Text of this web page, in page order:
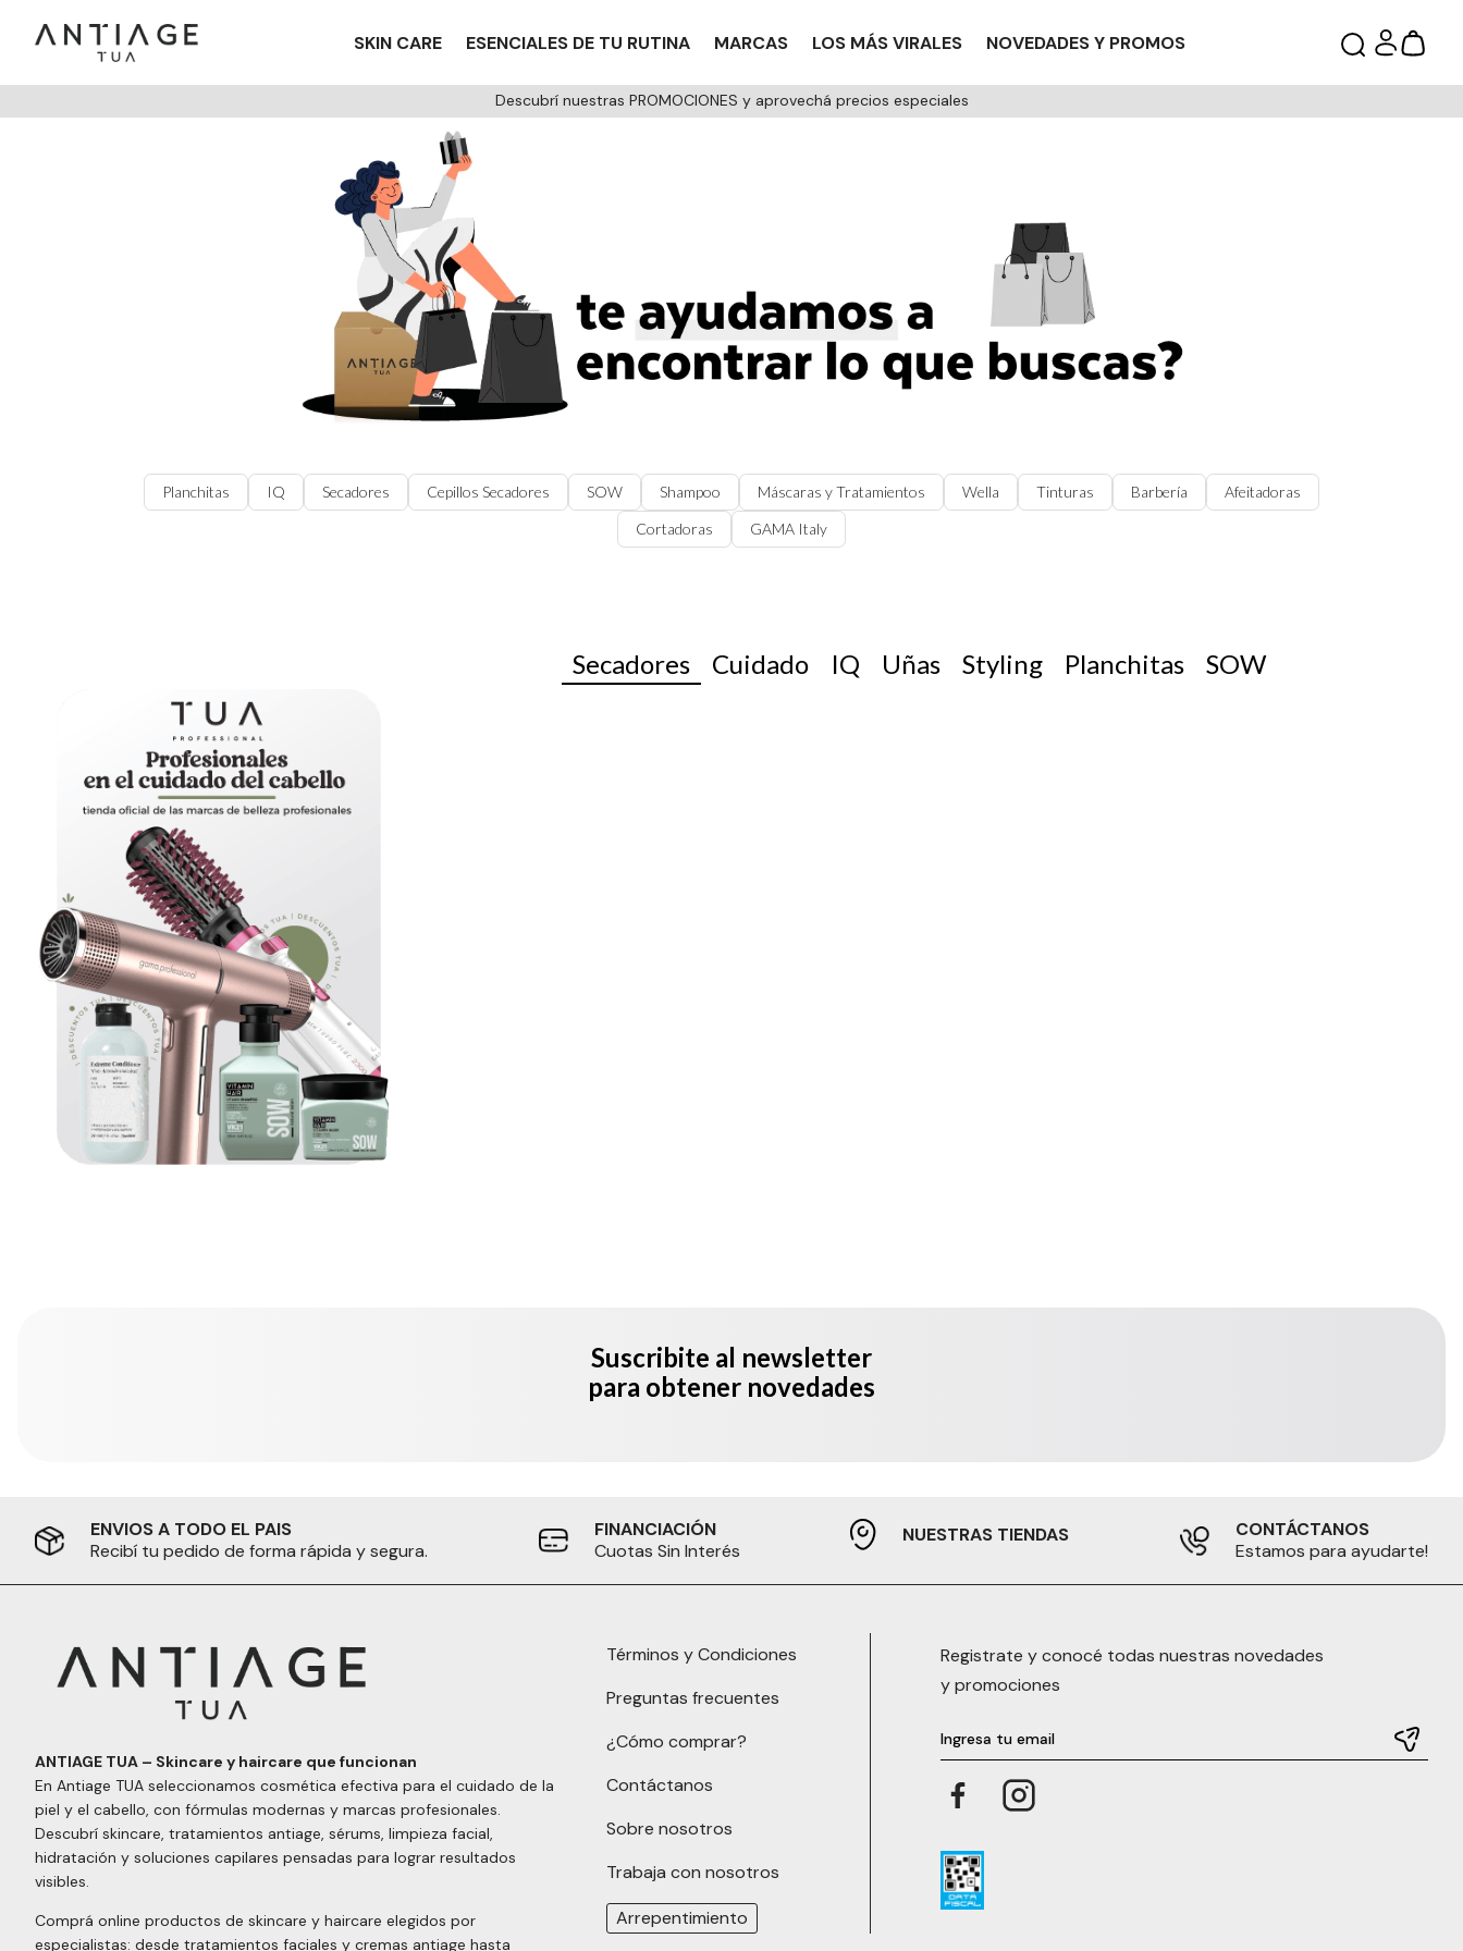
SKIN CARE ESENCIALES DE TU RUTINA MARCAS LOS MÁS VIRALES NOVEDADES Y PROMOS
Descubrí nuestras PROMOCIONES y aprovechá precios especiales
Planchitas IQ Secadores Cepillos Secadores SOW Shampoo Máscaras y Tratamientos Wella Tinturas Barbería
Afeitadoras
Cortadoras
GAMA Italy
Secadores Cuidado IQ Uñas Styling Planchitas SOW
Suscribite al newsletter
para obtener novedades
ENVIOS A TODO EL PAIS
Recibí tu pedido de forma rápida y segura.
FINANCIACIÓN
Cuotas Sin Interés
NUESTRAS TIENDAS
CONTÁCTANOS
Estamos para ayudarte!
ANTIAGE TUA – Skincare y haircare que funcionan
En Antiage TUA seleccionamos cosmética efectiva para el cuidado de la
piel y el cabello, con fórmulas modernas y marcas profesionales.
Descubrí skincare, tratamientos antiage, sérums, limpieza facial,
hidratación y soluciones capilares pensadas para lograr resultados
visibles.
Comprá online productos de skincare y haircare elegidos por
especialistas: desde tratamientos faciales y cremas antiage hasta
Términos y Condiciones
Preguntas frecuentes
¿Cómo comprar?
Contáctanos
Sobre nosotros
Trabaja con nosotros
Arrepentimiento
Registrate y conocé todas nuestras novedades
y promociones